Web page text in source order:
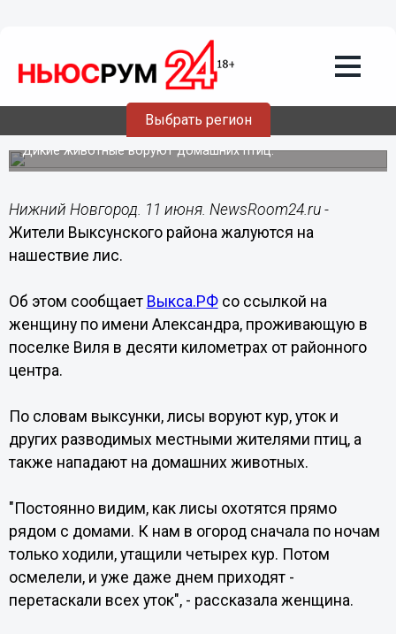
Выбрать регион
11.06.201714:53
Жители Выксунского района жалуются
на нашествие лис
Дикие животные воруют домашних птиц.
Нижний Новгород. 11 июня. NewsRoom24.ru -
Жители Выксунского района жалуются на
нашествие лис.
Об этом сообщает Выкса.РФсо ссылкой на
женщину по имени Александра, проживающую в
поселке Виля в десяти километрах от районного
центра.
По словам выксунки, лисы воруют кур, уток и
других разводимых местными жителями птиц, а
также нападают на домашних животных.
"Постоянно видим, как лисы охотятся прямо
рядом с домами. К нам в огород сначала по ночам
только ходили, утащили четырех кур. Потом
осмелели, и уже даже днем приходят -
перетаскали всех уток", - рассказала женщина.